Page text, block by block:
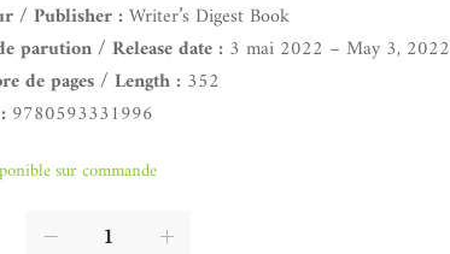
/ Publisher :Writer’s Digest Book
parution / Release date : 3 mai 2022 – May 3, 2022
de pages / Length : 352
9780593331996
sur commande